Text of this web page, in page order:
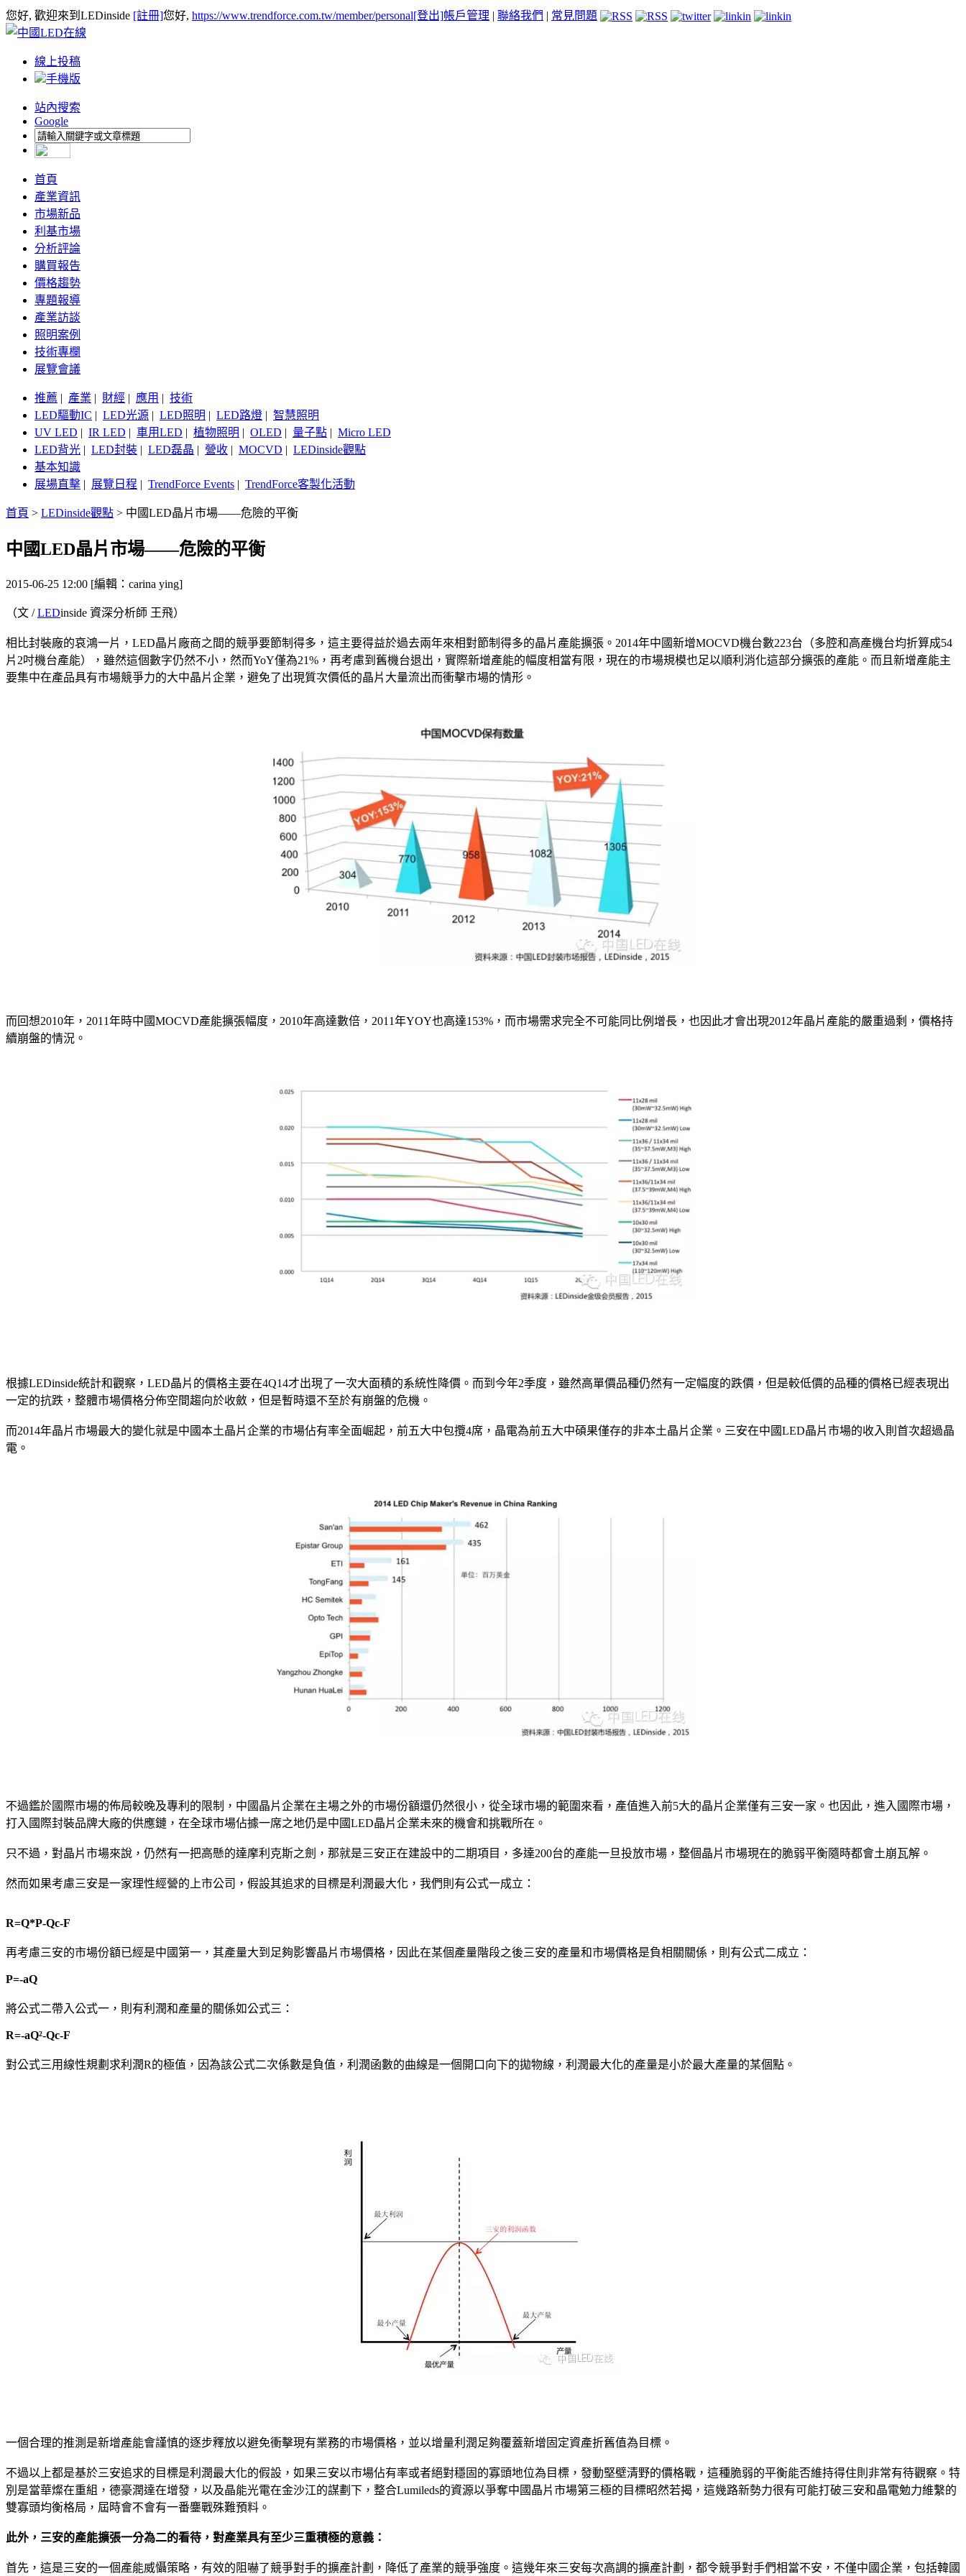
您好, 歡迎來到LEDinside [註冊]您好, https://www.trendforce.com.tw/member/personal[登出]帳戶管理 | 聯絡我們 | 常見問題
線上投稿
手機版
站內搜索
Google
首頁
產業資訊
市場新品
利基市場
分析評論
購買報告
價格趨勢
專題報導
產業訪談
照明案例
技術專欄
展覽會議
推薦 | 產業 | 財經 | 應用 | 技術
LED驅動IC | LED光源 | LED照明 | LED路燈 | 智慧照明
UV LED | IR LED | 車用LED | 植物照明 | OLED | 量子點 | Micro LED
LED背光 | LED封裝 | LED磊晶 | 營收 | MOCVD | LEDinside觀點
基本知識
展場直擊 | 展覽日程 | TrendForce Events | TrendForce客製化活動
首頁 > LEDinside觀點 > 中國LED晶片市場——危險的平衡
中國LED晶片市場——危險的平衡
2015-06-25 12:00 [編輯：carina ying]
（文 /LEDinside 資深分析師 王飛）
相比封裝廠的哀鴻一片，LED晶片廠商之間的競爭要節制得多，這主要得益於過去兩年來相對節制得多的晶片產能擴張。2014年中國新增MOCVD機台數223台（多腔和高產機台均折算成54
片2吋機台產能），雖然這個數字仍然不小，然而YoY僅為21%，再考慮到舊機台退出，實際新增產能的幅度相當有限，現在的市場規模也足以順利消化這部分擴張的產能。而且新增產能主
要集中在產品具有市場競爭力的大中晶片企業，避免了出現質次價低的晶片大量流出而衝擊市場的情形。
而回想2010年，2011年時中國MOCVD產能擴張幅度，2010年高達數倍，2011年YOY也高達153%，而市場需求完全不可能同比例增長，也因此才會出現2012年晶片產能的嚴重過剩，價格持
續崩盤的情況。
根據LEDinside統計和觀察，LED晶片的價格主要在4Q14才出現了一次大面積的系統性降價。而到今年2季度，雖然高單價品種仍然有一定幅度的跌價，但是較低價的品種的價格已經表現出
一定的抗跌，整體市場價格分佈空間趨向於收斂，但是暫時還不至於有崩盤的危機。
而2014年晶片市場最大的變化就是中國本土晶片企業的市場佔有率全面崛起，前五大中包攬4席，晶電為前五大中碩果僅存的非本土晶片企業。三安在中國LED晶片市場的收入則首次超過晶
電。
不過鑑於國際市場的佈局較晚及專利的限制，中國晶片企業在主場之外的市場份額還仍然很小，從全球市場的範圍來看，產值進入前5大的晶片企業僅有三安一家。也因此，進入國際市場，
打入國際封裝品牌大廠的供應鏈，在全球市場佔據一席之地仍是中國LED晶片企業未來的機會和挑戰所在。
只不過，對晶片市場來說，仍然有一把高懸的達摩利克斯之劍，那就是三安正在建設中的二期項目，多達200台的產能一旦投放市場，整個晶片市場現在的脆弱平衡隨時都會土崩瓦解。
然而如果考慮三安是一家理性經營的上市公司，假設其追求的目標是利潤最大化，我們則有公式一成立：
R=Q*P-Qc-F
再考慮三安的市場份額已經是中國第一，其產量大到足夠影響晶片市場價格，因此在某個產量階段之後三安的產量和市場價格是負相關關係，則有公式二成立：
P=-aQ
將公式二帶入公式一，則有利潤和產量的關係如公式三：
R=-aQ²-Qc-F
對公式三用線性規劃求利潤R的極值，因為該公式二次係數是負值，利潤函數的曲線是一個開口向下的拋物線，利潤最大化的產量是小於最大產量的某個點。
一個合理的推測是新增產能會謹慎的逐步釋放以避免衝擊現有業務的市場價格，並以增量利潤足夠覆蓋新增固定資產折舊值為目標。
不過以上都是基於三安追求的目標是利潤最大化的假設，如果三安以市場佔有率或者絕對穩固的寡頭地位為目標，發動堅壁清野的價格戰，這種脆弱的平衡能否維持得住則非常有待觀察。特
別是當華燦在重組，德豪潤達在增發，以及晶能光電在金沙江的謀劃下，整合Lumileds的資源以爭奪中國晶片市場第三極的目標昭然若揭，這幾路新勢力很有可能打破三安和晶電勉力維繫的
雙寡頭均衡格局，屆時會不會有一番鏖戰殊難預料。
此外，三安的產能擴張一分為二的看待，對產業具有至少三重積極的意義：
首先，這是三安的一個產能威懾策略，有效的阻嚇了競爭對手的擴產計劃，降低了產業的競爭強度。這幾年來三安每次高調的擴產計劃，都令競爭對手們相當不安，不僅中國企業，包括韓國